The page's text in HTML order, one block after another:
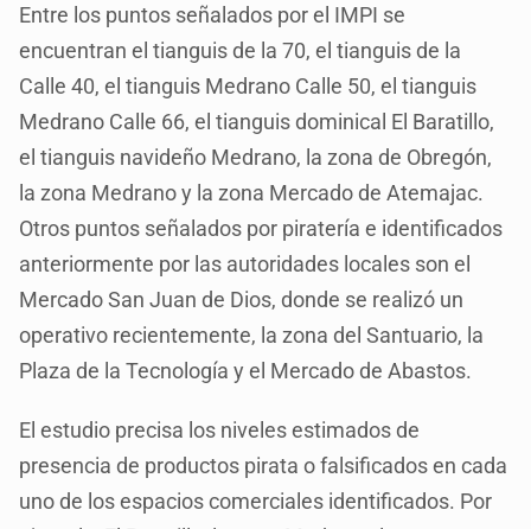
Entre los puntos señalados por el IMPI se
encuentran el tianguis de la 70, el tianguis de la
Calle 40, el tianguis Medrano Calle 50, el tianguis
Medrano Calle 66, el tianguis dominical El Baratillo,
el tianguis navideño Medrano, la zona de Obregón,
la zona Medrano y la zona Mercado de Atemajac.
Otros puntos señalados por piratería e identificados
anteriormente por las autoridades locales son el
Mercado San Juan de Dios, donde se realizó un
operativo recientemente, la zona del Santuario, la
Plaza de la Tecnología y el Mercado de Abastos.
El estudio precisa los niveles estimados de
presencia de productos pirata o falsificados en cada
uno de los espacios comerciales identificados. Por